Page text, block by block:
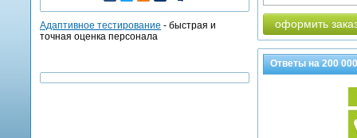
оформить
Ответы на200 000
Адаптивное тестирование - быстрая и
точная оценка персонала